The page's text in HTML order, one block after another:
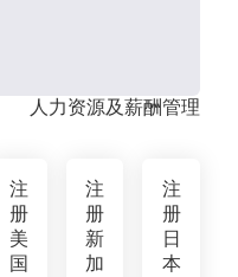
人力资源及薪酬管理
注
册
美
国
注
册
新
加
注
册
日
本